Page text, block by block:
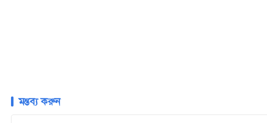
মন্তব্য করুন